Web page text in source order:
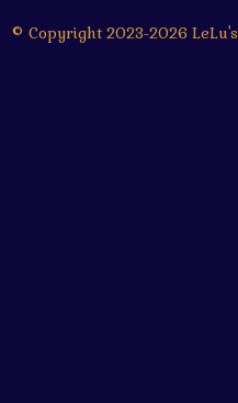
© Copyright 2023-2026 LeLu's